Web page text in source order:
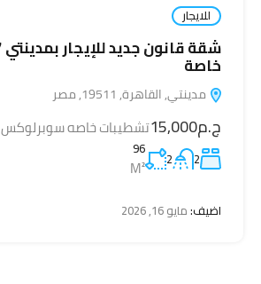
للايجار
خاصة
مدينتي, القاهرة, 19511, مصر
ج.م15,000 تشطيبات خاصه سوبرلوكس
2
2
96
M²
اضيف:مايو 16, 2026